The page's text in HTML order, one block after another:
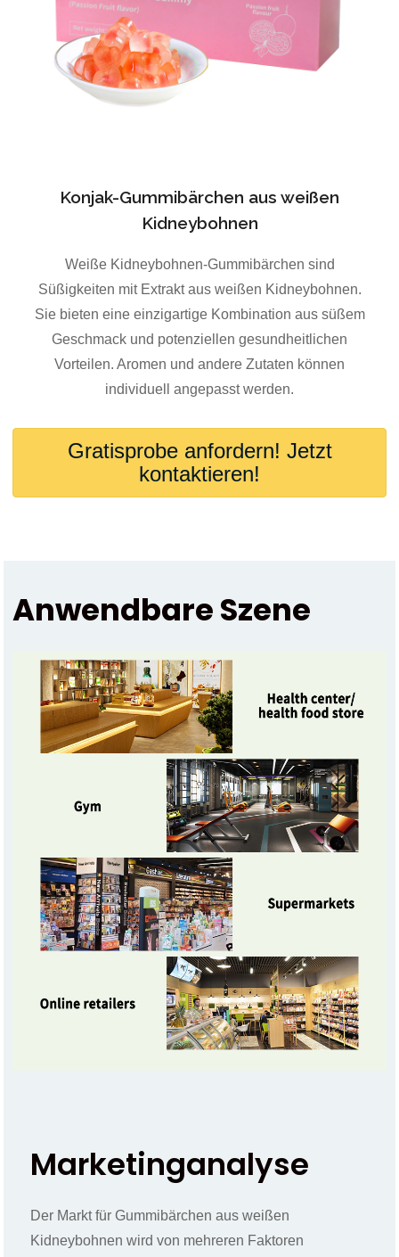
Konjak-Gummibärchen aus weißen
Kidneybohnen
Weiße Kidneybohnen-Gummibärchen sind
Süßigkeiten mit Extrakt aus weißen Kidneybohnen.
Sie bieten eine einzigartige Kombination aus süßem
Geschmack und potenziellen gesundheitlichen
Vorteilen. Aromen und andere Zutaten können
individuell angepasst werden.
Gratisprobe anfordern! Jetzt
kontaktieren!
Anwendbare Szene
Marketinganalyse
Der Markt für Gummibärchen aus weißen
Kidneybohnen wird von mehreren Faktoren